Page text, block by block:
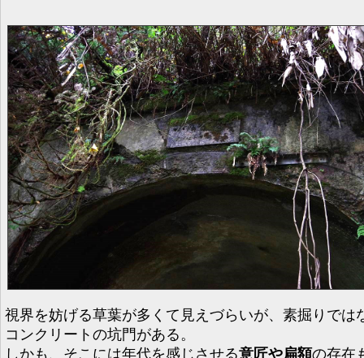
視界を妨げる草葉が多くて見えづらいが、素掘りでは
コンクリートの坑門がある。
しかも、そこには年代を感じさせる意匠や扁額の存在